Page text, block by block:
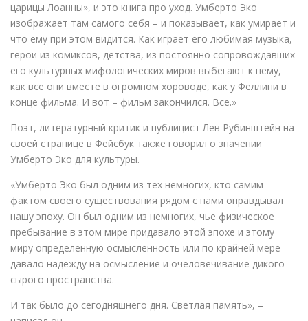
царицы Лоанны», и это книга про уход. Умберто Эко
изображает там самого себя – и показывает, как умирает и
что ему при этом видится. Как играет его любимая музыка,
герои из комиксов, детства, из постоянно сопровождавших
его культурных мифологических миров выбегают к нему,
как все они вместе в огромном хороводе, как у Феллини в
конце фильма. И вот – фильм закончился. Все.»
Поэт, литературный критик и публицист Лев Рубинштейн на
своей странице в Фейсбук также говорил о значении
Умберто Эко для культуры.
«Умберто Эко был одним из тех немногих, кто самим
фактом своего существования рядом с нами оправдывал
нашу эпоху. Он был одним из немногих, чье физическое
пребывание в этом мире придавало этой эпохе и этому
миру определенную осмысленность или по крайней мере
давало надежду на осмысление и очеловечивание дикого
сырого пространства.
И так было до сегодняшнего дня. Светлая память», –